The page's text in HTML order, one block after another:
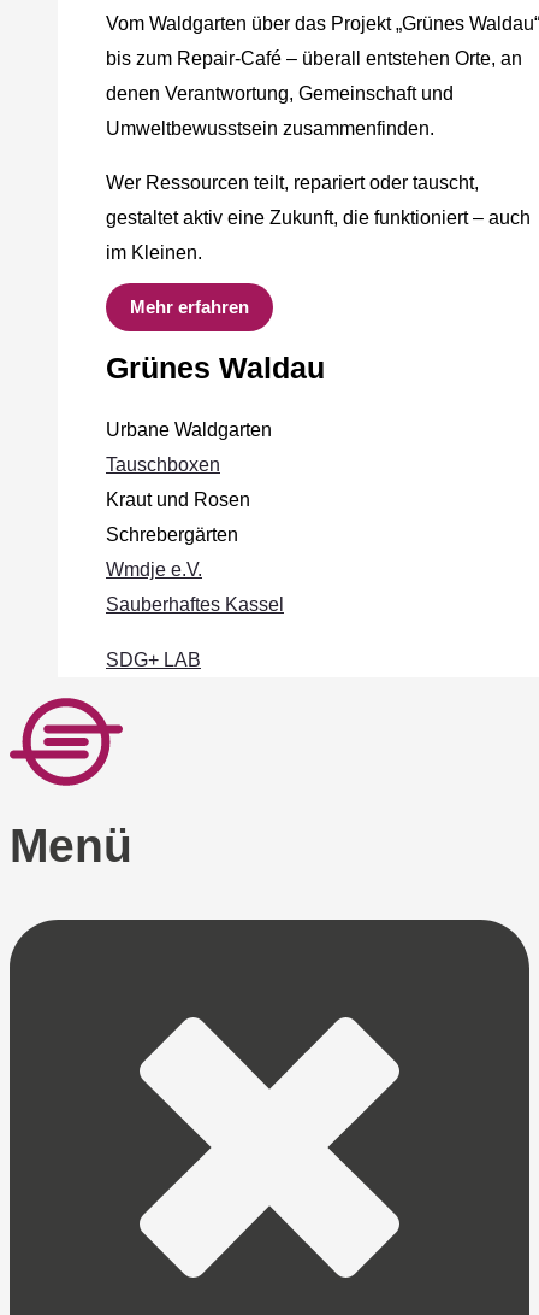
Vom Waldgarten über das Projekt „Grünes Waldau“
bis zum Repair-Café – überall entstehen Orte, an
denen Verantwortung, Gemeinschaft und
Umweltbewusstsein zusammenfinden.
Wer Ressourcen teilt, repariert oder tauscht,
gestaltet aktiv eine Zukunft, die funktioniert – auch
im Kleinen.
Mehr erfahren
Grünes Waldau
Urbane Waldgarten
Tauschboxen
Kraut und Rosen
Schrebergärten
Wmdje e.V.
Sauberhaftes Kassel
SDG+ LAB
Menü